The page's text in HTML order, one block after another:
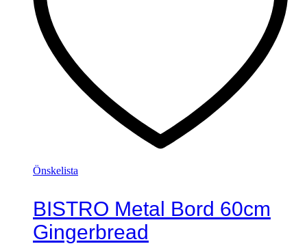
Önskelista
BISTRO Metal Bord 60cm
Gingerbread